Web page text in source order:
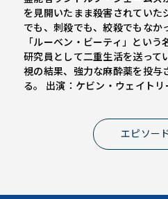
を見開いたまま殺害されていた
でも、刺殺でも、絞殺でもなか
「ルーベン・ビーティ」とい
研究員として二重生活を送って
視の結果、強力な麻酔薬を投与
る。 出演：ケビン・ウェイト
エピソー